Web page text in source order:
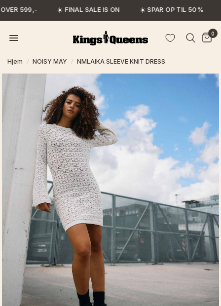
599,- ☀️ FINAL SALE IS ON ☀️ SPAR OP TIL 50%
0
Hjem / NOISY MAY / NMLAIKA SLEEVE KNIT DRESS